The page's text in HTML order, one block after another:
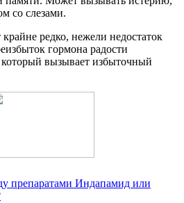
со слезами.
редко, нежели недостаток
гормона радости
который вызывает избыточный
препаратами Индапамид или